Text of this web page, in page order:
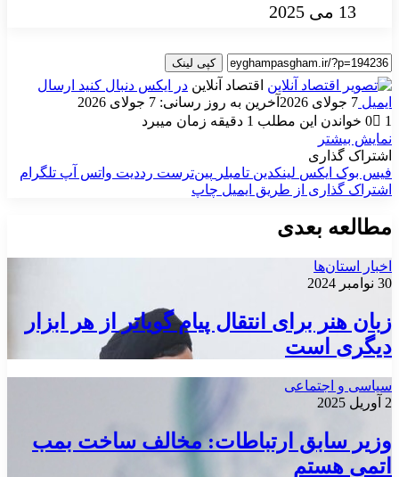
13 می 2025
کپی لینک
اقتصاد آنلاین در ایکس دنبال کنید ارسال
ایمیل 7 جولای 2026
آخرین به روز رسانی: 7 جولای 2026
0
1
خواندن این مطلب 1 دقیقه زمان میبرد
نمایش بیشتر
اشتراک گذاری
فیس بوک ایکس لینکدین ‫تامبلر ‫پین‌ترست ‫رددیت واتس آپ تلگرام
اشتراک گذاری از طریق ایمیل چاپ
مطالعه بعدی
اخبار استان‌ها
30 نوامبر 2024
زبان هنر برای انتقال پیام گویاتر از هر ابزار
دیگری است
سیاسی و اجتماعی
2 آوریل 2025
وزیر سابق ارتباطات: مخالف ساخت بمب
اتمی هستم